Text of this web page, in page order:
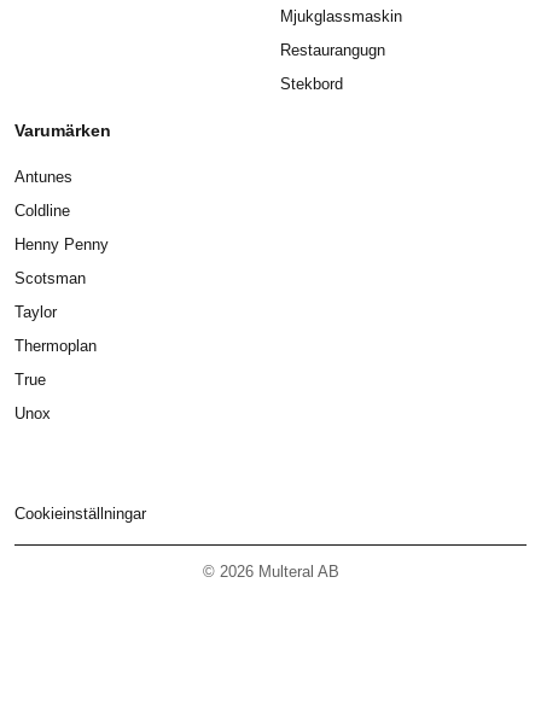
Mjukglassmaskin
Restaurangugn
Stekbord
Varumärken
Antunes
Coldline
Henny Penny
Scotsman
Taylor
Thermoplan
True
Unox
Cookieinställningar
© 2026 Multeral AB